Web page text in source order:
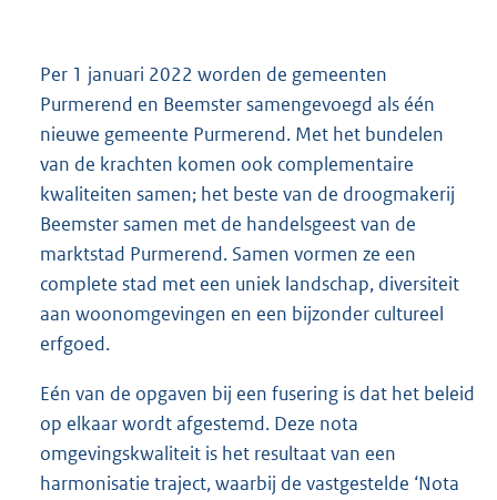
Per 1 januari 2022 worden de gemeenten
Purmerend en Beemster samengevoegd als één
nieuwe gemeente Purmerend. Met het bundelen
van de krachten komen ook complementaire
kwaliteiten samen; het beste van de droogmakerij
Beemster samen met de handelsgeest van de
marktstad Purmerend. Samen vormen ze een
complete stad met een uniek landschap, diversiteit
aan woonomgevingen en een bijzonder cultureel
erfgoed.
Eén van de opgaven bij een fusering is dat het beleid
op elkaar wordt afgestemd. Deze nota
omgevingskwaliteit is het resultaat van een
harmonisatie traject, waarbij de vastgestelde ‘Nota